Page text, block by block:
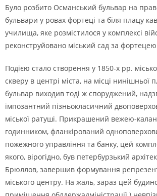
Було розбито Османський бульвар на
бульвари у ровах фортецi та бiля плацу
училища, яке розмiстилося у комплексi
реконструйовано мiський сад за
Подiєю стало створення у 1850-х рр.
скверу в центрi мiста, на мiсцi нинiшньої
бульвар виходив тодi ж споруджений,
iмпозантний пiзньокласичний
мiської ратушi. Прикрашений вежею-
годинником, фланкiрований
пожежного управлiння та банку, цей
якого, вiрогiдно, був петербурзький
Брюллов, завершив формування
мiського центру. На жаль, зараз цей